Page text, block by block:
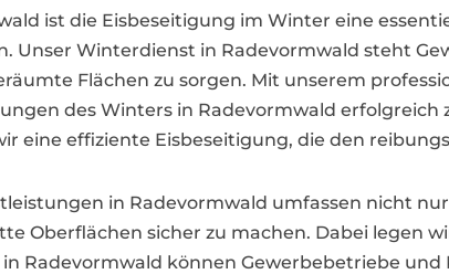
ist die Eisbeseitigung im Winter eine
Unser Winterdienst in Radevormwald steht
Flächen zu sorgen. Mit unserem
des Winters in Radevormwald
eine effiziente Eisbeseitigung, die den
in Radevormwald umfassen nicht
Oberflächen sicher zu machen. Dabei legen
Radevormwald können Gewerbebetriebe